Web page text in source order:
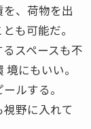
、荷物を出
も可能だ。
スペースも不
にもいい。
ルする。
野に入れて